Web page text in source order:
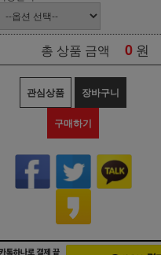
총 상품 금액 0 원
관심상품 장바구니
구매하기